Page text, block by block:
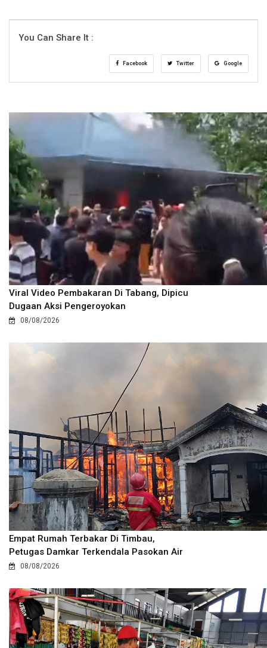
You Can Share It :
Facebook Twitter Google
Viral Video Pembakaran Di Tabang, Dipicu
Dugaan Aksi Pengeroyokan
08/08/2026
Empat Rumah Terbakar Di Timbau,
Petugas Damkar Terkendala Pasokan Air
08/08/2026